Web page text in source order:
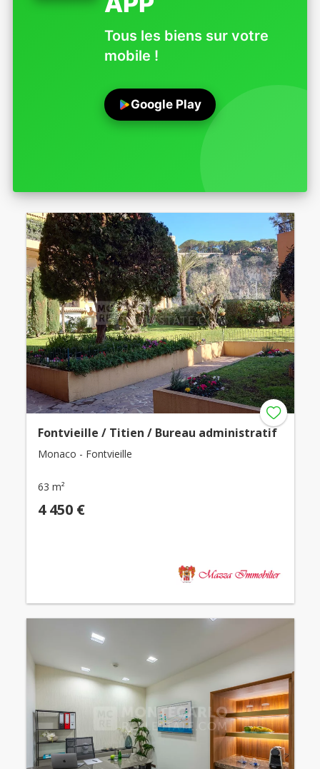
Tous les biens sur votre
mobile !
Google Play
Fontvieille / Titien / Bureau administratif
Monaco - Fontvieille
63 m²
4 450 €